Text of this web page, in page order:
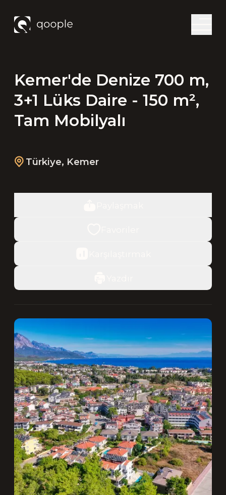
Kemer'de Denize 700 m,
3+1 Lüks Daire - 150 m²,
Tam Mobilyalı
Türkiye, Kemer